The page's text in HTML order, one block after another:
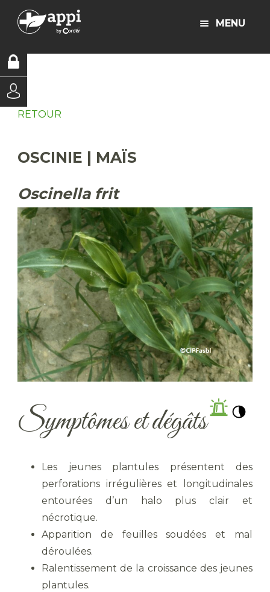
MENU
RETOUR
OSCINIE | MAÏS
Oscinella frit
Symptômes et dégâts
Les jeunes plantules présentent des
perforations irrégulières et longitudinales
entourées d’un halo plus clair et
nécrotique.
Apparition de feuilles soudées et mal
déroulées.
Ralentissement de la croissance des jeunes
plantules.